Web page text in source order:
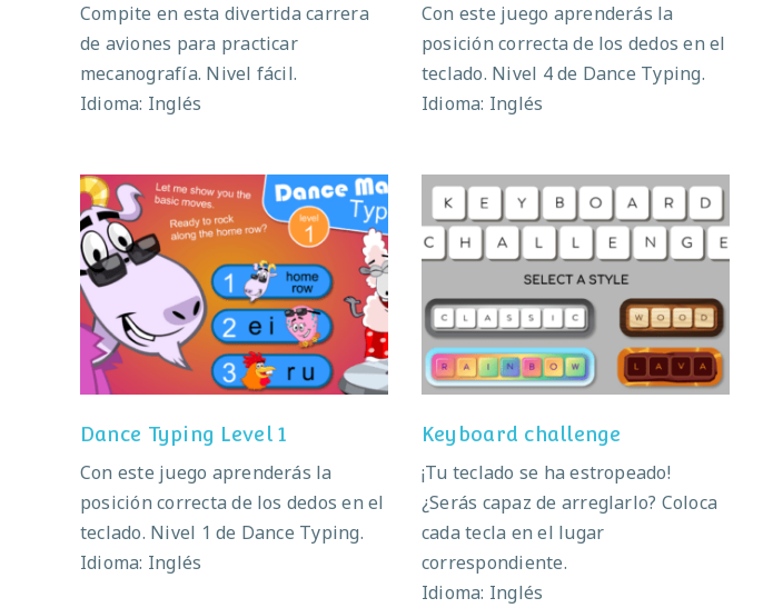
Compite en esta divertida carrera
de aviones para practicar
mecanografía. Nivel fácil.
Idioma: Inglés
Con este juego aprenderás la
posición correcta de los dedos en el
teclado. Nivel 4 de Dance Typing.
Idioma: Inglés
Dance Typing Level 1
Dance Typing Level 1
Con este juego aprenderás la
posición correcta de los dedos en el
teclado. Nivel 1 de Dance Typing.
Idioma: Inglés
Keyboard challenge
Keyboard challenge
¡Tu teclado se ha estropeado!
¿Serás capaz de arreglarlo? Coloca
cada tecla en el lugar
correspondiente.
Idioma: Inglés